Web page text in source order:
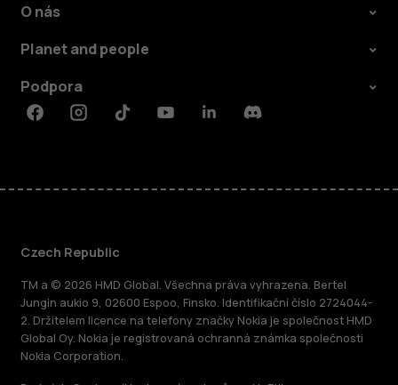
O nás
Planet and people
Podpora
FacebookInstagramTiktokYoutubeLinkedinDiscord
Czech Republic
TM a © 2026 HMD Global. Všechna práva vyhrazena. Bertel
Jungin aukio 9, 02600 Espoo, Finsko. Identifikační číslo 2724044-
2. Držitelem licence na telefony značky Nokia je společnost HMD
Global Oy. Nokia je registrovaná ochranná známka společnosti
Nokia Corporation.